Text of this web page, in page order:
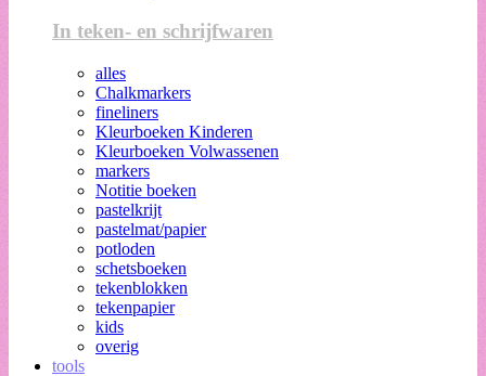
In teken- en schrijfwaren
alles
Chalkmarkers
fineliners
Kleurboeken Kinderen
Kleurboeken Volwassenen
markers
Notitie boeken
pastelkrijt
pastelmat/papier
potloden
schetsboeken
tekenblokken
tekenpapier
kids
overig
tools